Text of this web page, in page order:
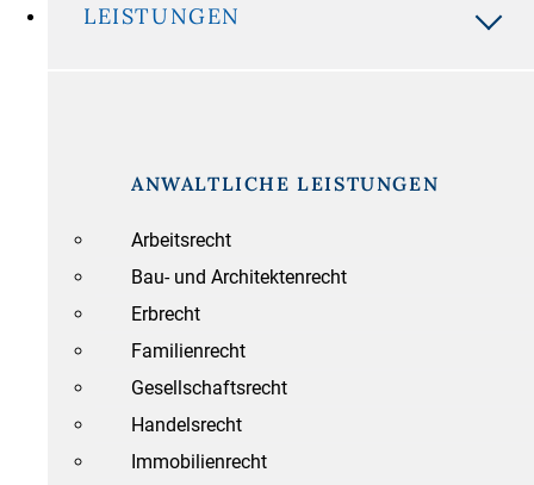
LEISTUNGEN
ANWALTLICHE LEISTUNGEN
Arbeitsrecht
Bau- und Architektenrecht
Erbrecht
Familienrecht
Gesellschaftsrecht
Handelsrecht
Immobilienrecht